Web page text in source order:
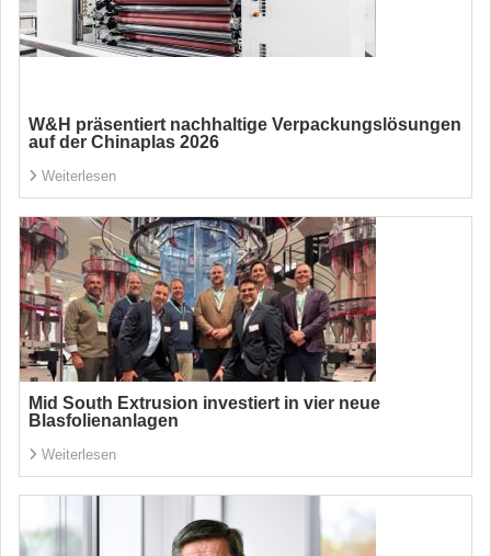
W&H präsentiert nachhaltige Verpackungslösungen
auf der Chinaplas 2026
Weiterlesen
Mid South Extrusion investiert in vier neue
Blasfolienanlagen
Weiterlesen